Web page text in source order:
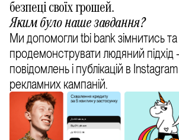
безпеці своїх грошей.
Яким було наше завдання?
Ми допомогли tbi bank зімнитись та
продемонструвати людяний
повідомлень і публікацій в
рекламних кампаній.